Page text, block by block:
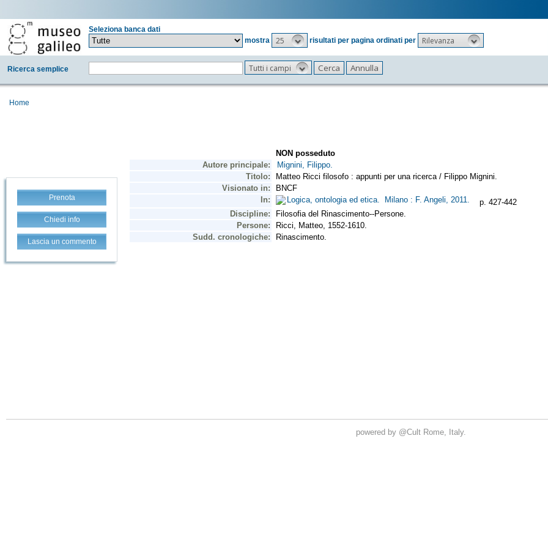
Seleziona banca dati
mostra
25 risultati per pagina ordinati per Rilevanza
Ricerca semplice Tutti i campi
Home
Prenota
Chiedi info
Lascia un commento
powered by @Cult Rome, Italy.